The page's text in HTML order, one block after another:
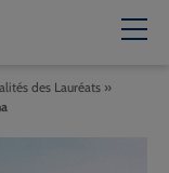
des Lauréats »